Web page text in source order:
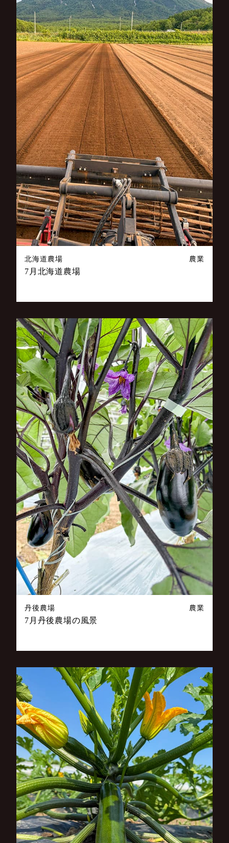
北海道農場 農業
7月北海道農場
丹後農場 農業
7月丹後農場の風景